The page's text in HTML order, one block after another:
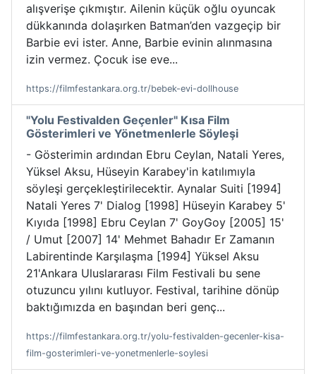
alışverişe çıkmıştır. Ailenin küçük oğlu oyuncak
dükkanında dolaşırken Batman’den vazgeçip bir
Barbie evi ister. Anne, Barbie evinin alınmasına
izin vermez. Çocuk ise eve...
https://filmfestankara.org.tr/bebek-evi-dollhouse
"Yolu Festivalden Geçenler" Kısa Film
Gösterimleri ve Yönetmenlerle Söyleşi
- Gösterimin ardından Ebru Ceylan, Natali Yeres,
Yüksel Aksu, Hüseyin Karabey'in katılımıyla
söyleşi gerçekleştirilecektir. Aynalar Suiti [1994]
Natali Yeres 7' Dialog [1998] Hüseyin Karabey 5'
Kıyıda [1998] Ebru Ceylan 7' GoyGoy [2005] 15'
/ Umut [2007] 14' Mehmet Bahadır Er Zamanın
Labirentinde Karşılaşma [1994] Yüksel Aksu
21'Ankara Uluslararası Film Festivali bu sene
otuzuncu yılını kutluyor. Festival, tarihine dönüp
baktığımızda en başından beri genç...
https://filmfestankara.org.tr/yolu-festivalden-gecenler-kisa-
film-gosterimleri-ve-yonetmenlerle-soylesi